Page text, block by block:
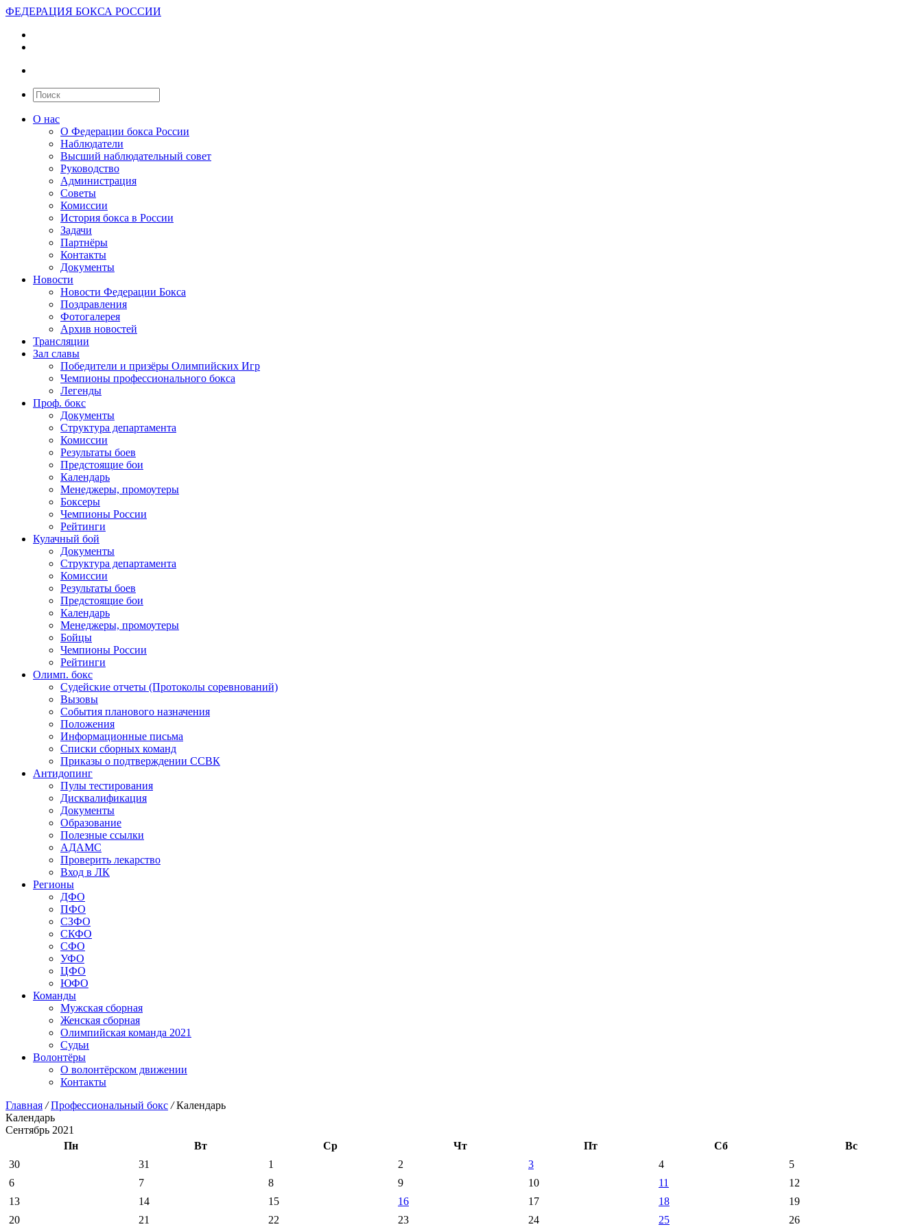
ФЕДЕРАЦИЯ БОКСА РОССИИ
О нас
О Федерации бокса России
Наблюдатели
Высший наблюдательный совет
Руководство
Администрация
Советы
Комиссии
История бокса в России
Задачи
Партнёры
Контакты
Документы
Новости
Новости Федерации Бокса
Поздравления
Фотогалерея
Архив новостей
Трансляции
Зал славы
Победители и призёры Олимпийских Игр
Чемпионы профессионального бокса
Легенды
Проф. бокс
Документы
Структура департамента
Комиссии
Результаты боев
Предстоящие бои
Календарь
Менеджеры, промоутеры
Боксеры
Чемпионы России
Рейтинги
Кулачный бой
Документы
Структура департамента
Комиссии
Результаты боев
Предстоящие бои
Календарь
Менеджеры, промоутеры
Бойцы
Чемпионы России
Рейтинги
Олимп. бокс
Судейские отчеты (Протоколы соревнований)
Вызовы
События планового назначения
Положения
Информационные письма
Списки сборных команд
Приказы о подтверждении ССВК
Антидопинг
Пулы тестирования
Дисквалификация
Документы
Образование
Полезные ссылки
АДАМС
Проверить лекарство
Вход в ЛК
Регионы
ДФО
ПФО
СЗФО
СКФО
СФО
УФО
ЦФО
ЮФО
Команды
Мужская сборная
Женская сборная
Олимпийская команда 2021
Судьи
Волонтёры
О волонтёрском движении
Контакты
Главная / Профессиональный бокс /Календарь
Календарь
Сентябрь 2021
Пн
Вт Ср Чт Пт Сб
Вс
30
31 1 2 3 4
5
6
7 8 9 10 11
12
13
14 15 16 17 18
19
20
21 22 23 24 25 26